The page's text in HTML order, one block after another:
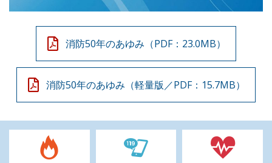
消防50年のあゆみ（PDF：23.0MB）
消防50年のあゆみ（軽量版／PDF：15.7MB）